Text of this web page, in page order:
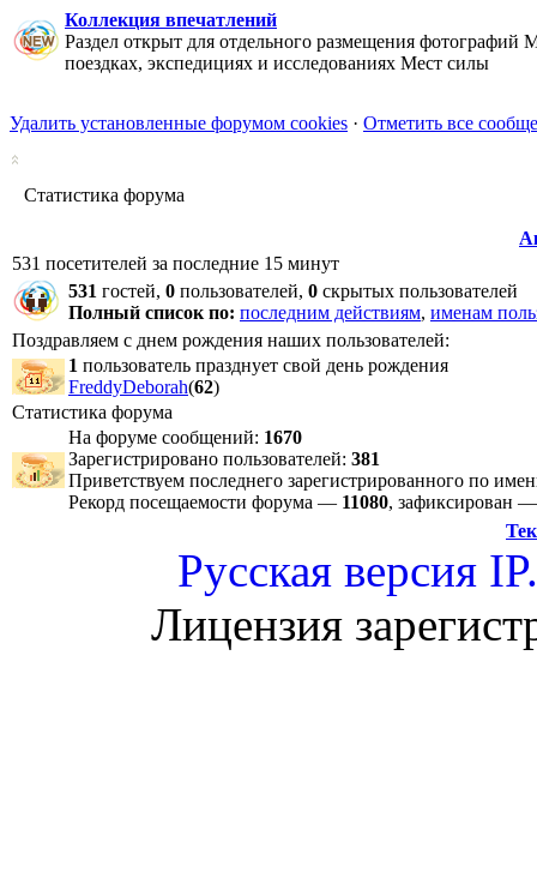
Коллекция впечатлений
Раздел открыт для отдельного размещения фотографий
поездках, экспедициях и исследованиях Мест силы
Удалить установленные форумом cookies · Отметить все
Статистика форума
531 посетителей за последние 15 минут
531 гостей, 0 пользователей, 0 скрытых пользователей
Полный список по: последним действиям, именам
Поздравляем с днем рождения наших пользователей:
1 пользователь празднует свой день рождения
FreddyDeborah(62)
Статистика форума
На форуме сообщений: 1670
Зарегистрировано пользователей: 381
Приветствуем последнего зарегистрированного по
Рекорд посещаемости форума — 11080, зафиксирован
Русская версия
Лицензия